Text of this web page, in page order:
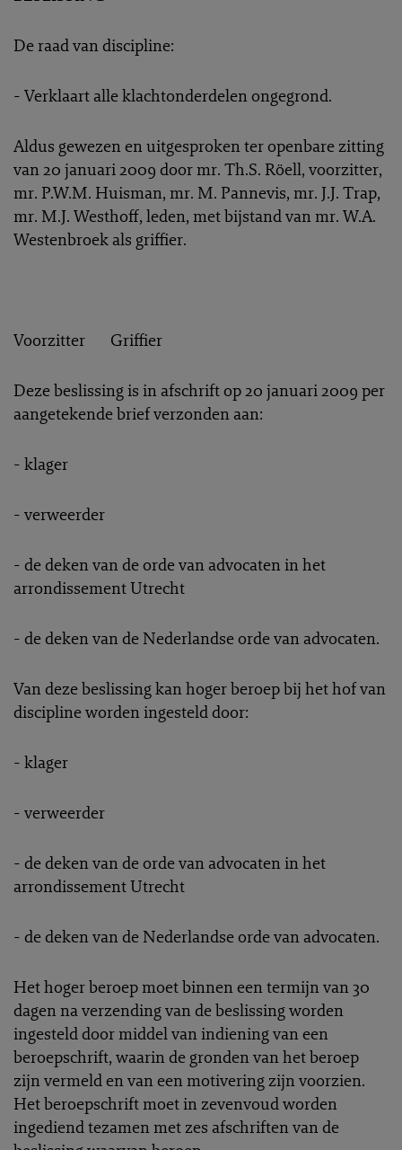
De raad van discipline:
- Verklaart alle klachtonderdelen ongegrond.
Aldus gewezen en uitgesproken ter openbare zitting
van 20 januari 2009 door mr. Th.S. Röell, voorzitter,
mr. P.W.M. Huisman, mr. M. Pannevis, mr. J.J. Trap,
mr. M.J. Westhoff, leden, met bijstand van mr. W.A.
Westenbroek als griffier.
Voorzitter Griffier
Deze beslissing is in afschrift op 20 januari 2009 per
aangetekende brief verzonden aan:
- klager
- verweerder
- de deken van de orde van advocaten in het
arrondissement Utrecht
- de deken van de Nederlandse orde van advocaten.
Van deze beslissing kan hoger beroep bij het hof van
discipline worden ingesteld door:
- klager
- verweerder
- de deken van de orde van advocaten in het
arrondissement Utrecht
- de deken van de Nederlandse orde van advocaten.
Het hoger beroep moet binnen een termijn van 30
dagen na verzending van de beslissing worden
ingesteld door middel van indiening van een
beroepschrift, waarin de gronden van het beroep
zijn vermeld en van een motivering zijn voorzien.
Het beroepschrift moet in zevenvoud worden
ingediend tezamen met zes afschriften van de